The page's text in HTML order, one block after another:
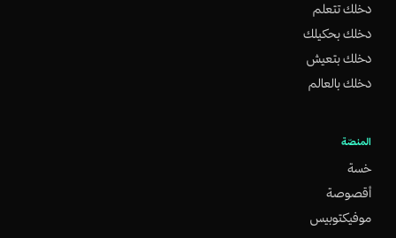
دخلك تتعلم
دخلك بحكيلك
دخلك بتعيش
دخلك بالعالم
المنصّة
خسة
أقصوصة
موفيكتوبيس